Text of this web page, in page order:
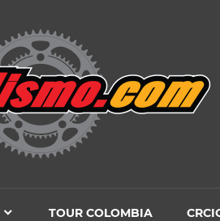
TOUR COLOMBIA